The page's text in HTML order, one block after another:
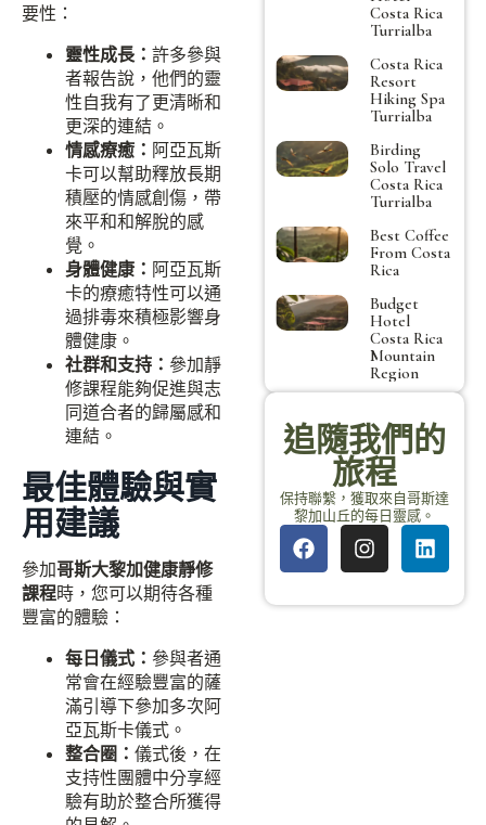
要性：
靈性成長： 許多參與
者報告說，他們的靈
性自我有了更清晰和
更深的連結。
情感療癒： 阿亞瓦斯
卡可以幫助釋放長期
積壓的情感創傷，帶
來平和和解脫的感
覺。
身體健康： 阿亞瓦斯
卡的療癒特性可以通
過排毒來積極影響身
體健康。
社群和支持： 參加靜
修課程能夠促進與志
同道合者的歸屬感和
連結。
最佳體驗與實
用建議
參加哥斯大黎加健康靜修
課程時，您可以期待各種
豐富的體驗：
每日儀式： 參與者通
常會在經驗豐富的薩
滿引導下參加多次阿
亞瓦斯卡儀式。
整合圈： 儀式後，在
支持性團體中分享經
驗有助於整合所獲得
Costa Rica
Turrialba
Costa Rica
Resort
Hiking Spa
Turrialba
Birding
Solo Travel
Costa Rica
Turrialba
Best Coffee
From Costa
Rica
Budget
Hotel
Costa Rica
Mountain
Region
追隨我們的
旅程
保持聯繫，獲取來自哥斯達
黎加山丘的每日靈感。